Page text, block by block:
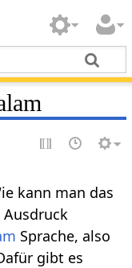
kann man das
Sprache, also
gibt es